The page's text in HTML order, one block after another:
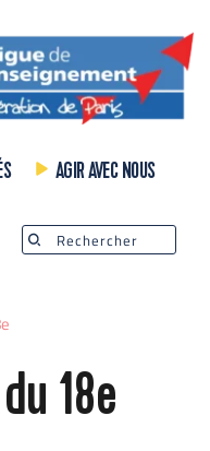
AGIR AVEC NOUS
Rechercher
18e